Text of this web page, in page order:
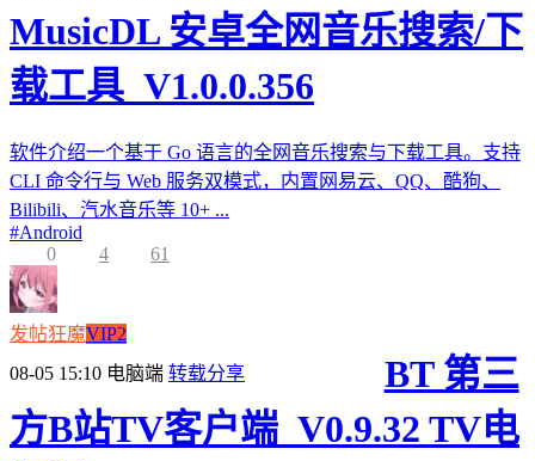
MusicDL 安卓全网音乐搜索/下
载工具_V1.0.0.356
软件介绍一个基于 Go 语言的全网音乐搜索与下载工具。支持
CLI 命令行与 Web 服务双模式，内置网易云、QQ、酷狗、
Bilibili、汽水音乐等 10+ ...
#Android
0
4 61
发帖狂魔VIP2
08-05 15:10 电脑端 转载分享
BT 第三
方B站TV客户端_V0.9.32 TV电